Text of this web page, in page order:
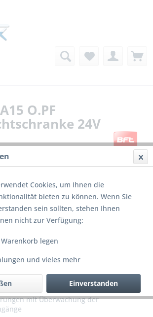
O.PF
24V
mit Überwachung der
Cookies, um Ihnen die
bieten zu können. Wenn Sie
sein sollten, stehen Ihnen
nicht zur Verfügung:
legen
und vieles mehr
Einverstanden